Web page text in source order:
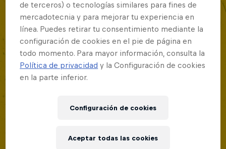
de terceros) o tecnologías similares para fines de
mercadotecnia y para mejorar tu experiencia en
línea. Puedes retirar tu consentimiento mediante la
configuración de cookies en el pie de página en
todo momento. Para mayor información, consulta la
Política de privacidad y la Configuración de cookies
en la parte inferior.
Configuración de cookies
Aceptar todas las cookies